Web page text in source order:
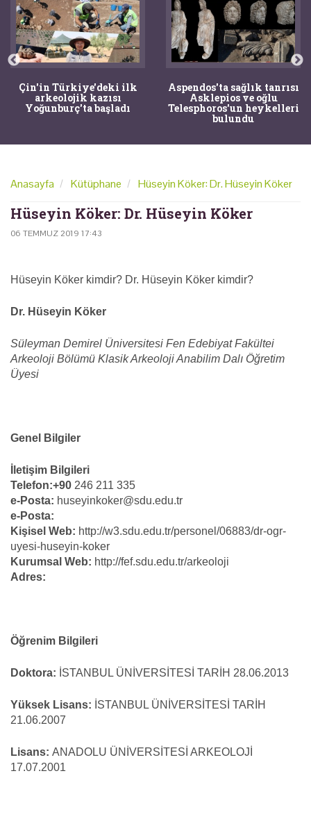
Çin'in Türkiye'deki ilk
arkeolojik kazısı
Yoğunburç'ta başladı
Aspendos'ta sağlık tanrısı
Asklepios ve oğlu
Telesphoros'un heykelleri
bulundu
Anasayfa Kütüphane Hüseyin Köker: Dr. Hüseyin Köker
Hüseyin Köker: Dr. Hüseyin Köker
06 TEMMUZ 2019 17:43
Hüseyin Köker kimdir? Dr. Hüseyin Köker kimdir?
Dr. Hüseyin Köker
Süleyman Demirel Üniversitesi Fen Edebiyat Fakültei
Arkeoloji Bölümü Klasik Arkeoloji Anabilim Dalı Öğretim
Üyesi
Genel Bilgiler
İletişim Bilgileri
Telefon:+90 246 211 335
e-Posta: huseyinkoker@sdu.edu.tr
e-Posta:
Kişisel Web: http://w3.sdu.edu.tr/personel/06883/dr-ogr-
uyesi-huseyin-koker
Kurumsal Web: http://fef.sdu.edu.tr/arkeoloji
Adres:
Öğrenim Bilgileri
Doktora: İSTANBUL ÜNİVERSİTESİ TARİH 28.06.2013
Yüksek Lisans: İSTANBUL ÜNİVERSİTESİ TARİH
21.06.2007
Lisans: ANADOLU ÜNİVERSİTESİ ARKEOLOJİ
17.07.2001